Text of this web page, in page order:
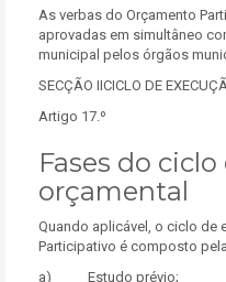
As verbas do Orçamento
aprovadas em simultâneo
municipal pelos órgãos
SECÇÃO IICICLO DE
Artigo 17.º
Fases do
orçamental
Quando aplicável, o ciclo de
Participativo é composto
a) Estudo prévio;